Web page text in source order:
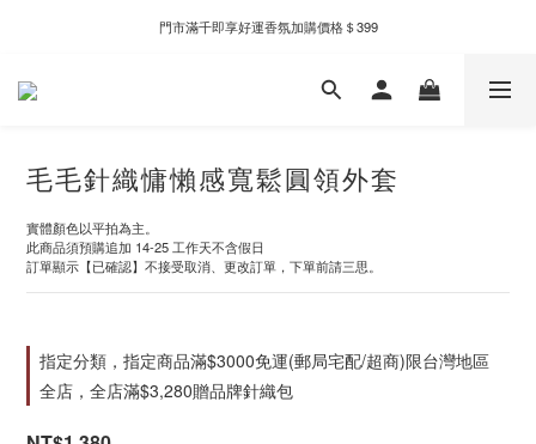
新自製款系列首批限時優惠｜單件95折，任兩件9折
門市滿千即享好運香氛加購價格＄399
新自製款系列首批限時優惠｜單件95折，任兩件9折
毛毛針織慵懶感寬鬆圓領外套
實體顏色以平拍為主。
此商品須預購追加 14-25 工作天不含假日
訂單顯示【已確認】不接受取消、更改訂單，下單前請三思。
指定分類，指定商品滿$3000免運(郵局宅配/超商)限台灣地區
全店，全店滿$3,280贈品牌針織包